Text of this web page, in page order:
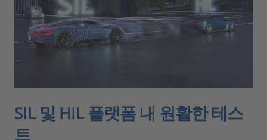
SIL 및 HIL 플랫폼 내 원활한 테스
트